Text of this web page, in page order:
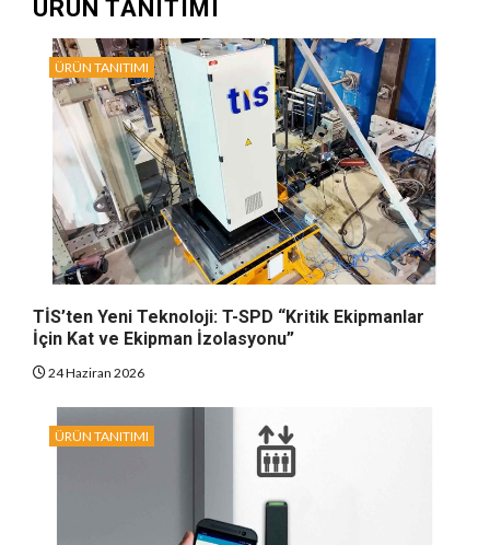
ÜRÜN TANITIMI
ÜRÜN TANITIMI
TİS’ten Yeni Teknoloji: T-SPD “Kritik Ekipmanlar
İçin Kat ve Ekipman İzolasyonu”
24 Haziran 2026
ÜRÜN TANITIMI